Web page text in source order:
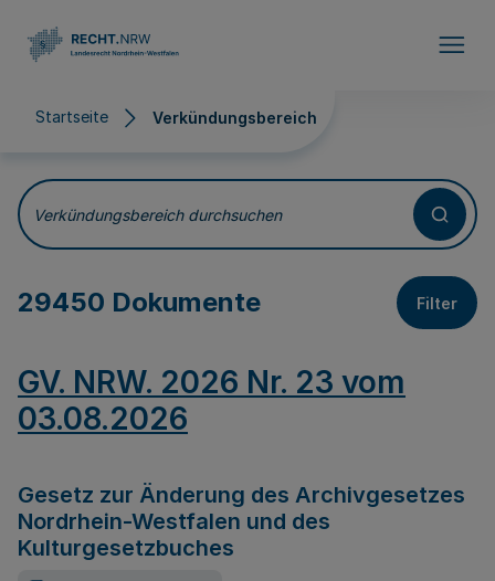
Startseite Verkündungsbereich
Verkündungsbereich
Verkündungsbereich durchsuchen
29450 Dokumente Filter
GV. NRW. 2026 Nr. 23 vom
03.08.2026
Gesetz zur Änderung des Archivgesetzes
Nordrhein-Westfalen und des
Kulturgesetzbuches